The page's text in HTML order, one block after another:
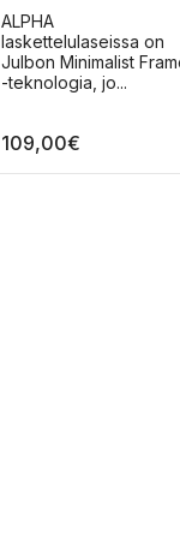
Tällä
tuotteella
on
useampi
tehdä
ALPHA
laskettelulaseissa on
Julbon Minimalist
-teknologia, jo...
109,00€